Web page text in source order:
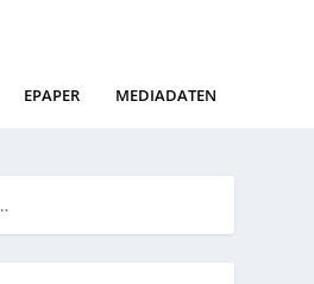
EPAPER MEDIADATEN